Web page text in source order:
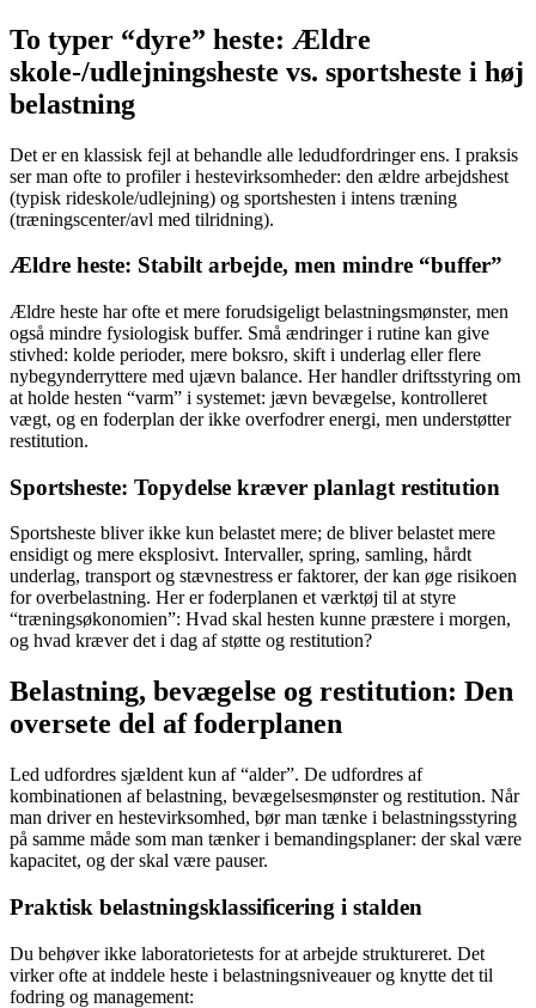
To typer “dyre” heste: Ældre
skole-/udlejningsheste vs. sportsheste i høj
belastning
Det er en klassisk fejl at behandle alle ledudfordringer ens. I praksis
ser man ofte to profiler i hestevirksomheder: den ældre arbejdshest
(typisk rideskole/udlejning) og sportshesten i intens træning
(træningscenter/avl med tilridning).
Ældre heste: Stabilt arbejde, men mindre “buffer”
Ældre heste har ofte et mere forudsigeligt belastningsmønster, men
også mindre fysiologisk buffer. Små ændringer i rutine kan give
stivhed: kolde perioder, mere boksro, skift i underlag eller flere
nybegynderryttere med ujævn balance. Her handler driftsstyring om
at holde hesten “varm” i systemet: jævn bevægelse, kontrolleret
vægt, og en foderplan der ikke overfodrer energi, men understøtter
restitution.
Sportsheste: Topydelse kræver planlagt restitution
Sportsheste bliver ikke kun belastet mere; de bliver belastet mere
ensidigt og mere eksplosivt. Intervaller, spring, samling, hårdt
underlag, transport og stævnestress er faktorer, der kan øge risikoen
for overbelastning. Her er foderplanen et værktøj til at styre
“træningsøkonomien”: Hvad skal hesten kunne præstere i morgen,
og hvad kræver det i dag af støtte og restitution?
Belastning, bevægelse og restitution: Den
oversete del af foderplanen
Led udfordres sjældent kun af “alder”. De udfordres af
kombinationen af belastning, bevægelsesmønster og restitution. Når
man driver en hestevirksomhed, bør man tænke i belastningsstyring
på samme måde som man tænker i bemandingsplaner: der skal være
kapacitet, og der skal være pauser.
Praktisk belastningsklassificering i stalden
Du behøver ikke laboratorietests for at arbejde struktureret. Det
virker ofte at inddele heste i belastningsniveauer og knytte det til
fodring og management: